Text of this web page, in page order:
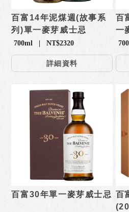
百富14年泥煤週(故事系
列)單一麥芽威士忌
700ml | NT$2320
詳細資料
百
一
百富30年單一麥芽威士忌 百